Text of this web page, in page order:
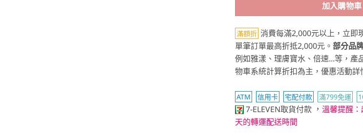
加入購物車
滿額折 消費每滿2,000元以上，立即
單筆訂單最高折抵2,000元。 部分品
例如雅漾、理膚寶水、倍速...等，產
物車系統計算折扣為主，優惠活動詳
ATM 信用卡 宅配付款 滿799免運
7-ELEVEN取貨付款 ， 溫馨提醒
天的轉運配送時間